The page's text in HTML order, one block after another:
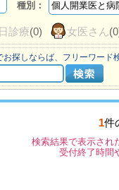
種別：
診療(0) 女医さん
お探しならば、フリーワー
1件
検索結果で表示され
受付終了時間